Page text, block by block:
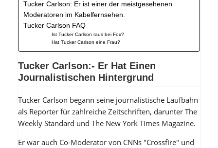
Tucker Carlson: Er ist einer der meistgesehenen
Moderatoren im Kabelfernsehen.
Tucker Carlson FAQ
Ist Tucker Carlson raus bei Fox?
Hat Tucker Carlson eine Frau?
Tucker Carlson:- Er Hat Einen
Journalistischen Hintergrund
Tucker Carlson begann seine journalistische Laufbahn
als Reporter für zahlreiche Zeitschriften, darunter The
Weekly Standard und The New York Times Magazine.
Er war auch Co-Moderator von CNNs "Crossfire" und